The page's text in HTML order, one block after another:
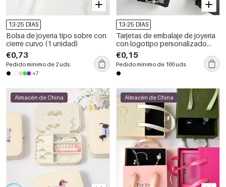
13-25 DÍAS
Bolsa de joyería tipo sobre con
cierre curvo (1 unidad)
€0,73
Pedido mínimo de 2 uds.
+7
13-25 DÍAS
Tarjetas de embalaje de joyería
con logotipo personalizado
disponible
€0,15
Pedido mínimo de 100 uds.
Almacén de China Almacén de China